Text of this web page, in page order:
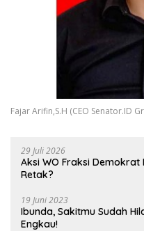
Fajar Arifin,S.H (CEO Senator.ID
29 Juli 2026
Aksi WO Fraksi Demokrat
Retak?
19 Juni 2023
Ibunda, Sakitmu Sudah
Engkau!